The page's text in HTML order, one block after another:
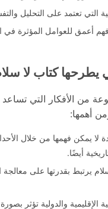
التي تعتمد على التحليل
أعمق للعوامل المؤثرة في
يطرحها كتاب لا
من الأفكار التي
أهمها:
لا يمكن فهمها من خلال
أيضًا.
يرتبط بقدرتها على معالجة
الإقليمية والدولية تؤثر